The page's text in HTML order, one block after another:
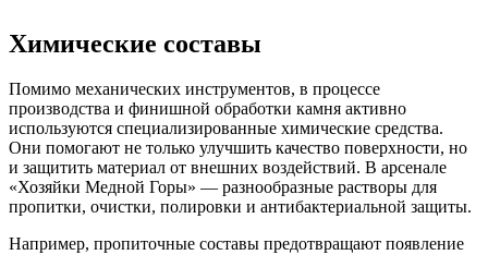
Химические составы
Помимо механических инструментов, в процессе
производства и финишной обработки камня активно
используются специализированные химические средства.
Они помогают не только улучшить качество поверхности, но
и защитить материал от внешних воздействий. В арсенале
«Хозяйки Медной Горы» — разнообразные растворы для
пропитки, очистки, полировки и антибактериальной защиты.
Например, пропиточные составы предотвращают появление